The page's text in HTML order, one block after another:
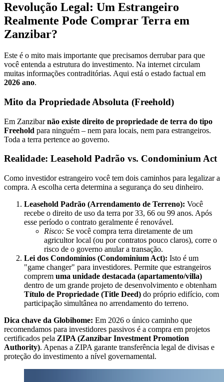
Revolução Legal: Um Estrangeiro
Realmente Pode Comprar Terra em
Zanzibar?
Este é o mito mais importante que precisamos derrubar para que
você entenda a estrutura do investimento. Na internet circulam
muitas informações contraditórias. Aqui está o estado factual em
2026 ano.
Mito da Propriedade Absoluta (Freehold)
Em Zanzibarnão existe direito de propriedade de terra do tipo
Freehold para ninguém – nem para locais, nem para estrangeiros.
Toda a terra pertence ao governo.
Realidade: Leasehold Padrão vs. Condominium Act
Como investidor estrangeiro você tem dois caminhos para legalizar a
compra. A escolha certa determina a segurança do seu dinheiro.
Leasehold Padrão (Arrendamento de Terreno): Você
recebe o direito de uso da terra por 33, 66 ou 99 anos. Após
esse período o contrato geralmente é renovável.
Risco: Se você compra terra diretamente de um
agricultor local (ou por contratos pouco claros), corre o
risco de o governo anular a transação.
Lei dos Condomínios (Condominium Act): Isto é um
"game changer" para investidores. Permite que estrangeiros
comprem uma unidade destacada (apartamento/villa)
dentro de um grande projeto de desenvolvimento e obtenham
Título de Propriedade (Title Deed) do próprio edifício, com
participação simultânea no arrendamento do terreno.
Dica chave da Globihome: Em 2026 o único caminho que
recomendamos para investidores passivos é a compra em projetos
certificados pela ZIPA (Zanzibar Investment Promotion
Authority). Apenas a ZIPA garante transferência legal de divisas e
proteção do investimento a nível governamental.